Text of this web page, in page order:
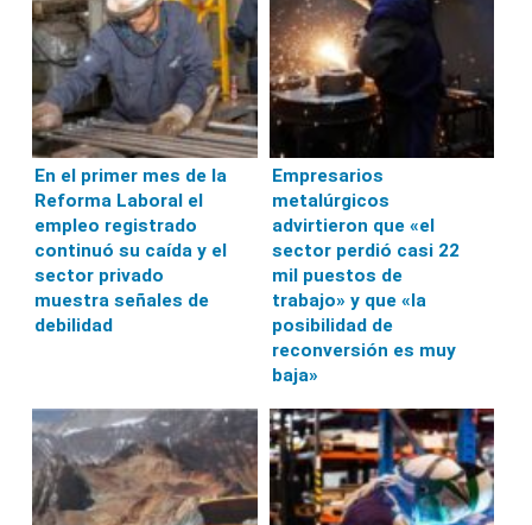
En el primer mes de la
Reforma Laboral el
empleo registrado
continuó su caída y el
sector privado
muestra señales de
debilidad
Empresarios
metalúrgicos
advirtieron que «el
sector perdió casi 22
mil puestos de
trabajo» y que «la
posibilidad de
reconversión es muy
baja»